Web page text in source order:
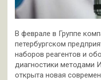
В феврале в Группе
петербургском
наборов реагентов и
диагностики
открыта новая